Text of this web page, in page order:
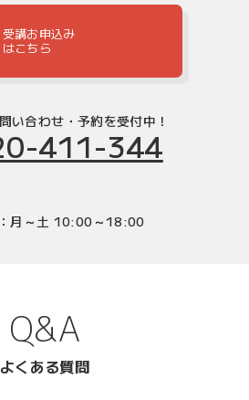
受講お申込み
はこちら
い合わせ・予約を受付中！
411-344
月～土 10:00～18:00
Q&A
よくある質問